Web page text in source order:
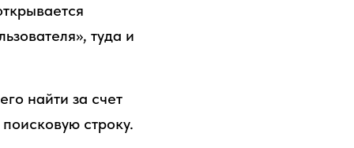
туда и
найти за счет
строку.